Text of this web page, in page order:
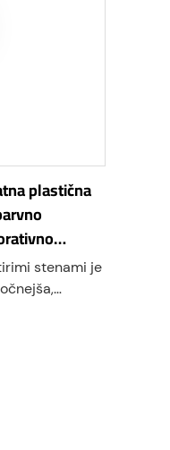
plastična
stenami je